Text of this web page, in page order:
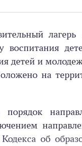
лагерь
воспитания
детей и
на
порядок
об